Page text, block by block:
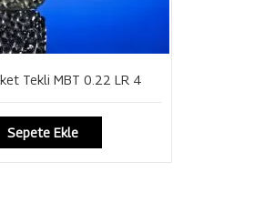
Tekli MBT 0.22 LR 4
Sepete Ekle